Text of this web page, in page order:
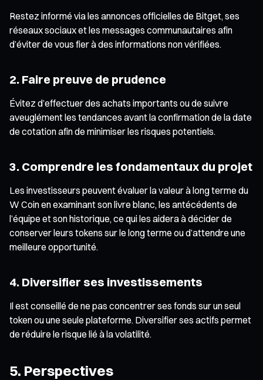
Restez informé via les annonces officielles de Bitget, ses
réseaux sociaux et les messages communautaires afin
d’éviter de vous fier à des informations non vérifiées.
2. Faire preuve de prudence
Évitez d’effectuer des achats importants ou de suivre
aveuglément les tendances avant la confirmation de la date
de cotation afin de minimiser les risques potentiels.
3. Comprendre les fondamentaux du projet
Les investisseurs peuvent évaluer la valeur à long terme du
W Coin en examinant son livre blanc, les antécédents de
l’équipe et son historique, ce qui les aidera à décider de
conserver leurs tokens sur le long terme ou d’attendre une
meilleure opportunité.
4. Diversifier ses investissements
Il est conseillé de ne pas concentrer ses fonds sur un seul
token ou une seule plateforme. Diversifier ses actifs permet
de réduire le risque lié à la volatilité.
5. Perspectives